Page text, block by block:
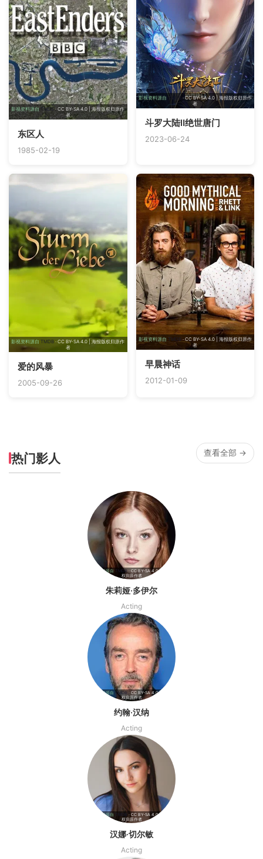
影视资料源自 TMDB · CC BY-SA 4.0 | 海报版权归原作
者
东区人
1985-02-19
影视资料源自 TMDB · CC BY-SA 4.0 | 海报版权归原作
者
斗罗大陆Ⅱ绝世唐门
2023-06-24
影视资料源自TMDB · CC BY-SA 4.0 | 海报版权归原作
者
爱的风暴
2005-09-26
影视资料源自 TMDB· CC BY-SA 4.0 | 海报版权归原作
者
早晨神话
2012-01-09
热门影人 查看全部 →
影视资料源自 TMDB · CC BY-SA 4.0 | 海报版
权归原作者
朱莉娅·多伊尔
Acting
影视资料源自 TMDB· CC BY-SA 4.0 | 海报版
权归原作者
约翰·汉纳
Acting
影视资料源自 TMDB · CC BY-SA 4.0 | 海报版
权归原作者
汉娜·切尔敏
Acting